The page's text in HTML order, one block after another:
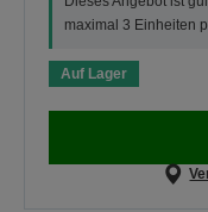
maximal 3 Einheiten
Auf Lager